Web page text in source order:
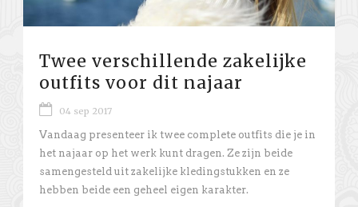
Twee verschillende zakelijke
outfits voor dit najaar
04 sep 2017
Vandaag presenteer ik twee complete outfits die je in
het najaar op het werk kunt dragen. Ze zijn beide
samengesteld uit zakelijke kledingstukken en ze
hebben beide een geheel eigen karakter.